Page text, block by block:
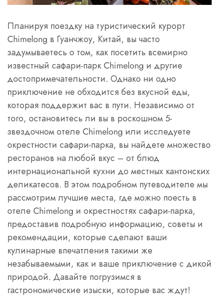
Планируя поездку на туристический курорт
Chimelong в Гуанчжоу, Китай, вы часто
задумываетесь о том, как посетить всемирно
известный сафари-парк Chimelong и другие
достопримечательности. Однако ни одно
приключение не обходится без вкусной еды,
которая поддержит вас в пути. Независимо от
того, остановитесь ли вы в роскошном 5-
звездочном отеле Chimelong или исследуете
окрестности сафари-парка, вы найдете множество
ресторанов на любой вкус – от блюд
интернациональной кухни до местных кантонских
деликатесов. В этом подробном путеводителе мы
рассмотрим лучшие места, где можно поесть в
отеле Chimelong и окрестностях сафари-парка,
предоставив подробную информацию, советы и
рекомендации, которые сделают ваши
кулинарные впечатления такими же
незабываемыми, как и ваше приключение с дикой
природой. Давайте погрузимся в
гастрономические изыски, которые вас ждут!